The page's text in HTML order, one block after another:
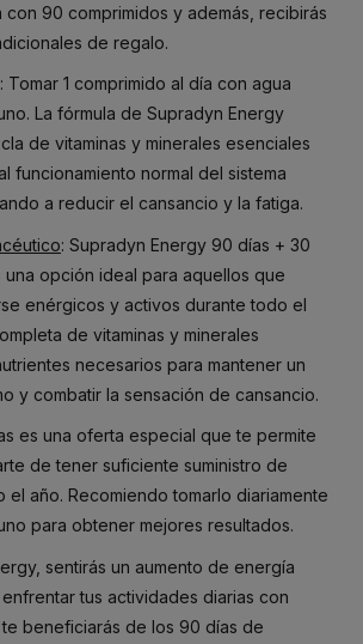
con 90 comprimidos y además, recibirás
de regalo.
: Tomar 1 comprimido al día con agua
La fórmula de Supradyn Energy
de vitaminas y minerales esenciales
funcionamiento normal del sistema
a reducir el cansancio y la fatiga.
: Supradyn Energy 90 días + 30
opción ideal para aquellos que
enérgicos y activos durante todo el
de vitaminas y minerales
necesarios para mantener un
y combatir la sensación de cansancio.
es una oferta especial que te permite
de tener suficiente suministro de
el año. Recomiendo tomarlo diariamente
para obtener mejores resultados.
sentirás un aumento de energía
tus actividades diarias con
beneficiarás de los 90 días de